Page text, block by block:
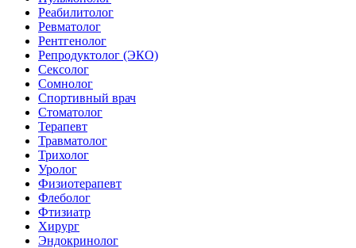
Реабилитолог
Ревматолог
Рентгенолог
Репродуктолог (ЭКО)
Сексолог
Сомнолог
Спортивный врач
Стоматолог
Терапевт
Травматолог
Трихолог
Уролог
Физиотерапевт
Флеболог
Фтизиатр
Хирург
Эндокринолог